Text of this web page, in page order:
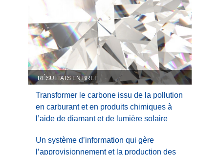
RÉSULTATS EN BREF
Transformer le carbone issu de la pollution
en carburant et en produits chimiques à
l’aide de diamant et de lumière solaire
Un système d’information qui gère
l’approvisionnement et la production des